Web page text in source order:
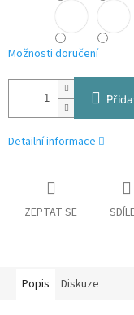
Možnosti doručení
Detailní informace
ZEPTAT SE
Popis Diskuze